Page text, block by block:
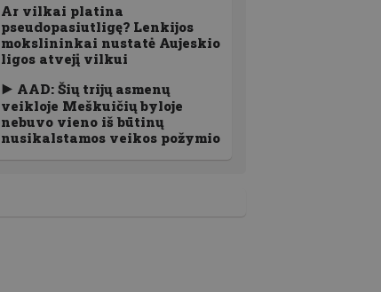
Ar vilkai platina
pseudopasiutligę? Lenkijos
mokslininkai nustatė Aujeskio
ligos atvejį vilkui
AAD: Šių trijų asmenų
veikloje Meškuičių byloje
nebuvo vieno iš būtinų
nusikalstamos veikos požymio